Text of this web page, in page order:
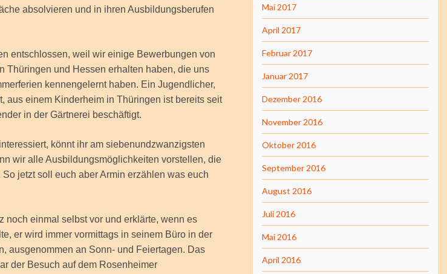
absolvieren und in ihren Ausbildungsberufen
entschlossen, weil wir einige Bewerbungen von
Thüringen und Hessen erhalten haben, die uns
kennengelernt haben. Ein Jugendlicher,
aus einem Kinderheim in Thüringen ist bereits seit
in der Gärtnerei beschäftigt.
könnt ihr am siebenundzwanzigsten
wir alle Ausbildungsmöglichkeiten vorstellen, die
jetzt soll euch aber Armin erzählen was euch
noch einmal selbst vor und erklärte, wenn es
er wird immer vormittags in seinem Büro in der
ausgenommen an Sonn- und Feiertagen. Das
der Besuch auf dem Rosenheimer
Mai 2017
April 2017
Februar 2017
Januar 2017
Dezember 2016
November 2016
Oktober 2016
September 2016
August 2016
Juli 2016
Mai 2016
April 2016